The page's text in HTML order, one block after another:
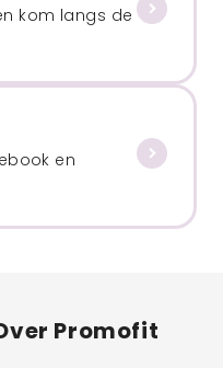
kom langs de
en
Promofit